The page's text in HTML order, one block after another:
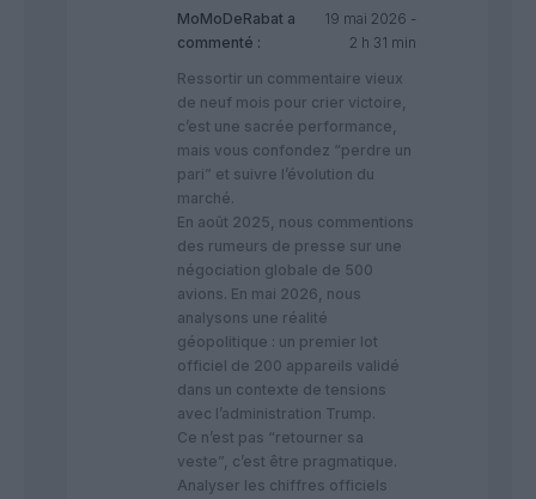
MoMoDeRabat a
commenté :
19 mai 2026 -
2 h 31 min
Ressortir un commentaire vieux
de neuf mois pour crier victoire,
c’est une sacrée performance,
mais vous confondez “perdre un
pari” et suivre l’évolution du
marché.
En août 2025, nous commentions
des rumeurs de presse sur une
négociation globale de 500
avions. En mai 2026, nous
analysons une réalité
géopolitique : un premier lot
officiel de 200 appareils validé
dans un contexte de tensions
avec l’administration Trump.
Ce n’est pas “retourner sa
veste”, c’est être pragmatique.
Analyser les chiffres officiels